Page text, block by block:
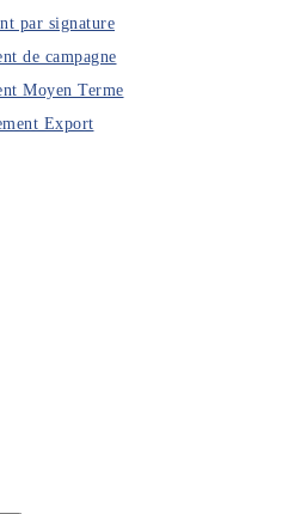
par signature
de campagne
Moyen Terme
Export